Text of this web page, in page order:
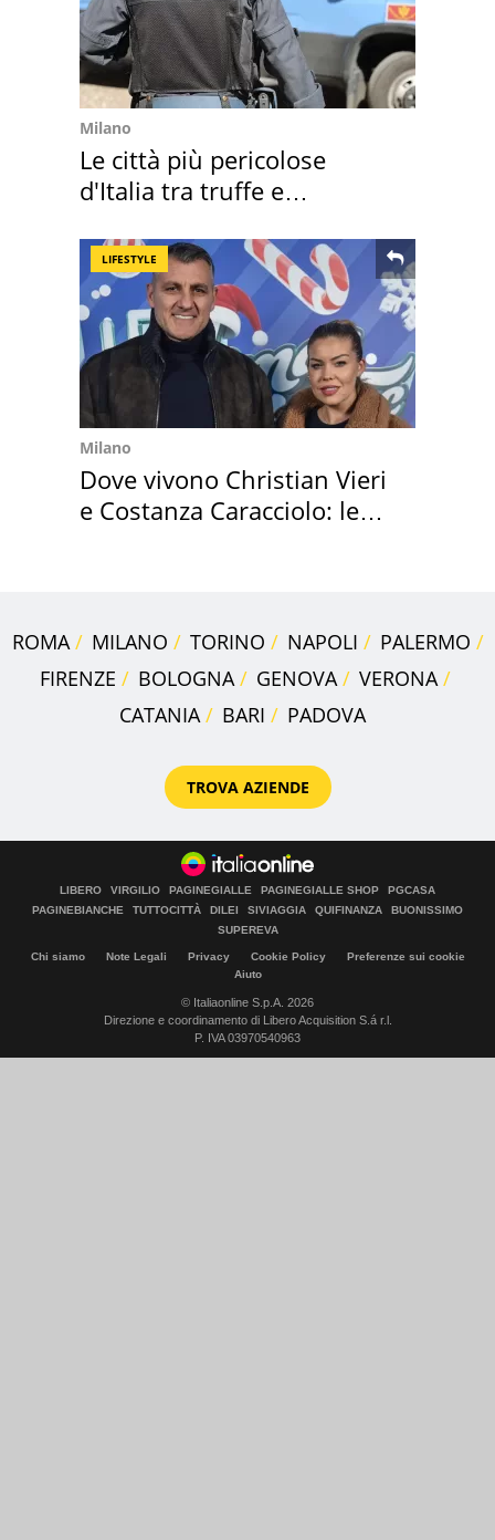
Milano
Le città più pericolose
d'Italia tra truffe e
LIFESTYLE
Milano
Dove vivono Christian Vieri
e Costanza Caracciolo: le
ROMA MILANO TORINO NAPOLI
PALERMO
FIRENZE
BOLOGNA GENOVA
VERONA
CATANIA
BARI PADOVA
TROVA AZIENDE
LIBERO VIRGILIO PAGINEGIALLE PAGINEGIALLE SHOP
PGCASA
PAGINEBIANCHE
TUTTOCITTÀ DILEI SIVIAGGIA QUIFINANZA
BUONISSIMO
SUPEREVA
Chi siamo Note Legali Privacy Cookie Policy
Preferenze sui cookie
Aiuto
© Italiaonline S.p.A. 2026
Direzione e coordinamento di Libero Acquisition S.á r.l.
P. IVA 03970540963